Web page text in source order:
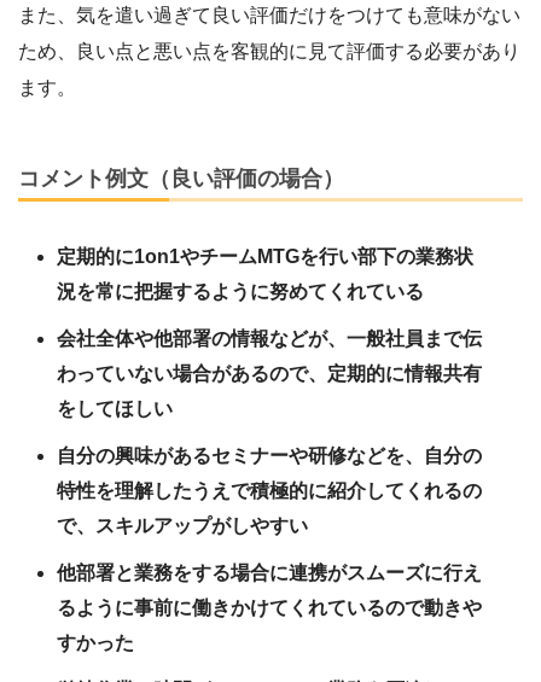
また、気を遣い過ぎて良い評価だけをつけても意味がない
ため、良い点と悪い点を客観的に見て評価する必要があり
ます。
コメント例文（良い評価の場合）
定期的に1on1やチームMTGを行い部下の業務状
況を常に把握するように努めてくれている
会社全体や他部署の情報などが、一般社員まで伝
わっていない場合があるので、定期的に情報共有
をしてほしい
自分の興味があるセミナーや研修などを、自分の
特性を理解したうえで積極的に紹介してくれるの
で、スキルアップがしやすい
他部署と業務をする場合に連携がスムーズに行え
るように事前に働きかけてくれているので動きや
すかった